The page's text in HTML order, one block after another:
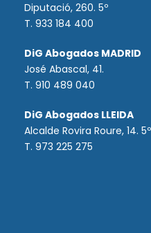
Diputació, 260. 5º
T. 933 184 400
DiG Abogados MADRID
José Abascal, 41.
T. 910 489 040
DiG Abogados LLEIDA
Alcalde Rovira Roure, 14. 5º
T. 973 225 275